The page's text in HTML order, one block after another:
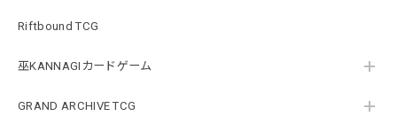
Riftbound TCG
巫KANNAGIカードゲーム
GRAND ARCHIVE TCG